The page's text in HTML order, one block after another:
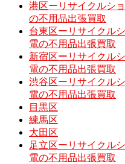
港区ーリサイクルシ
の不用品出張買取
台東区ーリサイクル
電の不用品出張買取
新宿区ーリサイクル
電の不用品出張買取
渋谷区ーリサイクル
電の不用品出張買取
目黒区
練馬区
大田区
足立区ーリサイクル
電の不用品出張買取